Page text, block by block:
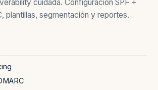
cuidada. Configuración SPF +
plantillas, segmentación y reportes.